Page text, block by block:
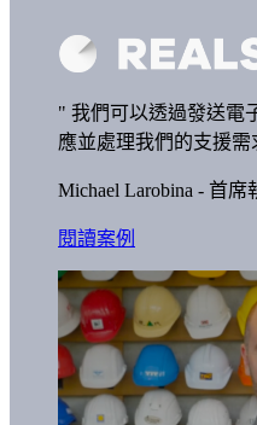
" 我們可以透過發送電
應並處理我們的支援需
Michael Larobina - 首席
閱讀案例